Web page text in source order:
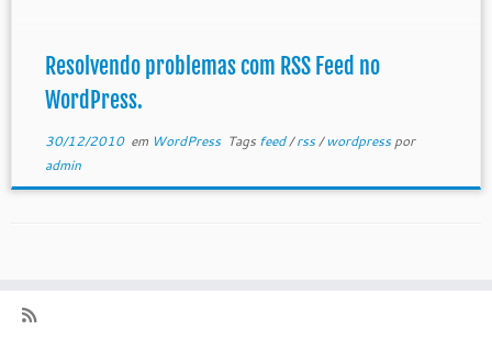
Resolvendo problemas com RSS Feed no
WordPress.
30/12/2010em WordPress Tags feed/rss/wordpresspor
admin